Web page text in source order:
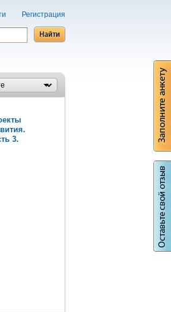
Регистрация
3.